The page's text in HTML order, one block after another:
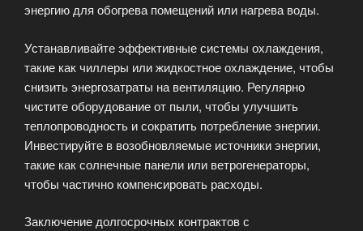
энергию для обогрева помещений или нагрева воды.
Устанавливайте эффективные системы охлаждения,
такие как чиллеры или жидкостное охлаждение, чтобы
снизить энергозатраты на вентиляцию. Регулярно
чистите оборудование от пыли, чтобы улучшить
теплопроводность и сократить потребление энергии.
Инвестируйте в возобновляемые источники энергии,
такие как солнечные панели или ветрогенераторы,
чтобы частично компенсировать расходы.
Заключение долгосрочных контрактов с